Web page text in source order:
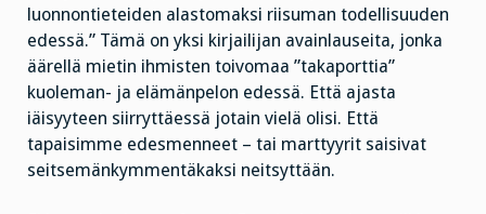
luonnontieteiden alastomaksi riisuman todellisuuden
edessä.” Tämä on yksi kirjailijan avainlauseita, jonka
äärellä mietin ihmisten toivomaa ”takaporttia”
kuoleman- ja elämänpelon edessä. Että ajasta
iäisyyteen siirryttäessä jotain vielä olisi. Että
tapaisimme edesmenneet – tai marttyyrit saisivat
seitsemänkymmentäkaksi neitsyttään.